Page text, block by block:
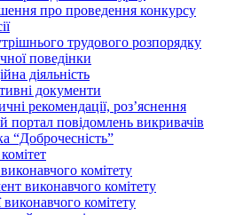
про проведення конкурсу
трудового розпорядку
поведінки
діяльність
документи
рекомендації, роз’яснення
портал повідомлень викривачів
“Доброчесність”
комітету
виконавчого комітету
виконавчого комітету